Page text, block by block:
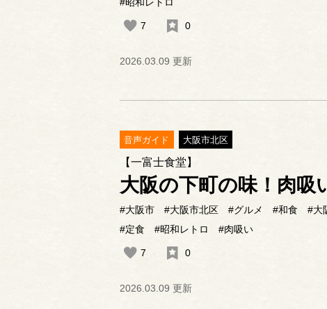
7 0
2026.03.09 更新
音声ガイド 大阪市北区
【一富士食堂】
大阪の下町の味！肉吸
#大阪市 #大阪市北区 #グルメ #和食 #大
#定食
#昭和レトロ #肉吸い
7 0
2026.03.09 更新